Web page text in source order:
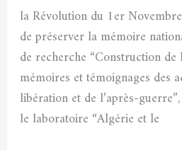
la Révolution du 1er
de préserver la mémoire
de recherche “Construction de
mémoires et témoignages des
libération et de l’après-
le laboratoire “Algérie et le
la
période
coloniale
française
(1948-
1962)